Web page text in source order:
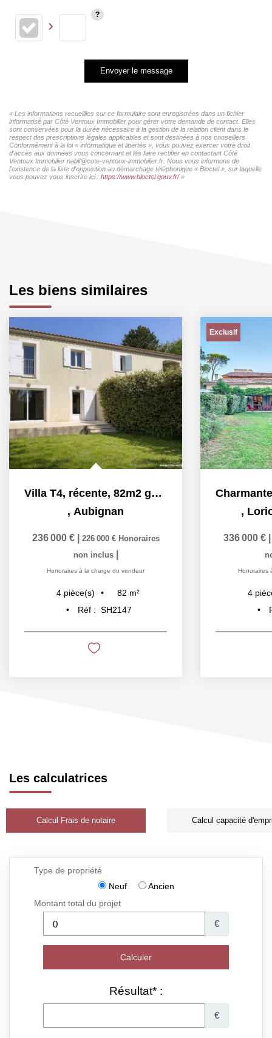
Envoyer le message
« Les informations recueillies sur ce formulaire sont enregistrées dans un fichier
informatisé par Côté Ventoux Immobilier pour gérer votre demande de contact. Elles
sont conservées pour la durée nécessaire à la gestion de la relation client dans le
respect des prescriptions légales applicables et sont destinées à nos conseillers
Conformément à la loi « informatique et libertés », vous pouvez exercer votre droit
d'accès aux données vous concernant et les faire rectifier en contactant Côté
Ventoux Immobilier nabil@cote-ventoux-immobilier.fr. Nous vous informons de
l'existence de la liste d'opposition au démarchage téléphonique « Bloctel », sur laquelle
vous pouvez vous inscrire ici : https://www.bloctel.gouv.fr/»
Les biens similaires
Villa T4, récente, 82m2 garage et jardin à Aubignan
, Aubignan
236 000 € 226 000 € Honoraires
non inclus
Honoraires à la charge du vendeur
4 pièce(s) 82 m²
Réf : SH2147
Exclusif
,
336 000 €
Honoraires
4
Les calculatrices
Calcul Frais de notaire Calcul capacité